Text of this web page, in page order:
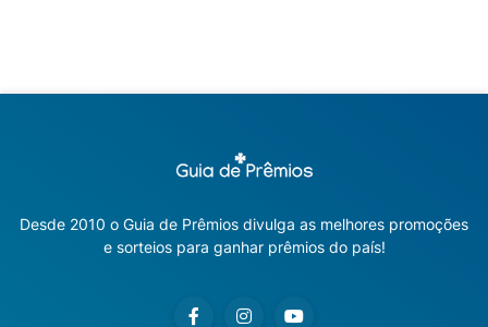
Desde 2010 o Guia de Prêmios divulga as melhores promoções
e sorteios para ganhar prêmios do país!